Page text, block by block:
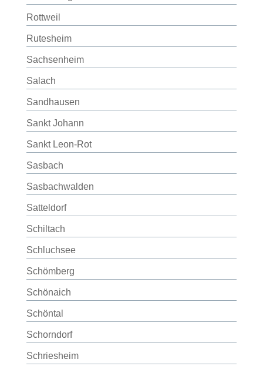
Rottweil
Rutesheim
Sachsenheim
Salach
Sandhausen
Sankt Johann
Sankt Leon-Rot
Sasbach
Sasbachwalden
Satteldorf
Schiltach
Schluchsee
Schömberg
Schönaich
Schöntal
Schorndorf
Schriesheim